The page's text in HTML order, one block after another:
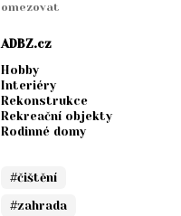
omezovat
ADBZ.cz
Hobby
Interiéry
Rekonstrukce
Rekreační objekty
Rodinné domy
#čištění
#zahrada